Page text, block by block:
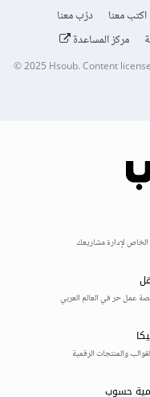
اكتب معنا
درّب معنا
مركز المساعدة
© 2025Hsoub.Content